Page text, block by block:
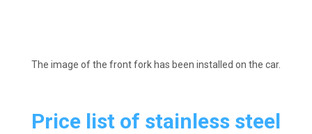
The image of the front fork has been installed on the car.
Price list of stainless steel